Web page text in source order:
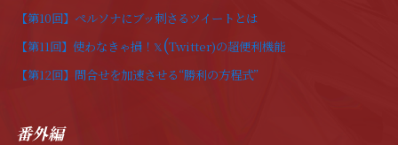
【第10回】ペルソナにブッ刺さるツイートとは
【第11回】使わなきゃ損！ 𝕏 (Twitter)の超便利機能
【第12回】問合せを加速させる“勝利の方程式”
番外編